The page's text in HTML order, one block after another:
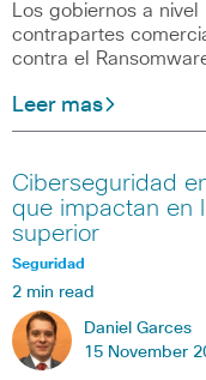
Los gobiernos a
contrapartes
contra el
Leer mas
Ciberseguridad
que impactan en
superior
Seguridad
2 min read
Daniel Garces
15 November